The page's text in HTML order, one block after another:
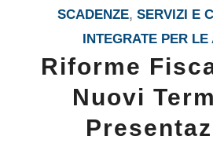
SCADENZE,SERVIZI E
INTEGRATE PER LE
Riforme
Nuovi